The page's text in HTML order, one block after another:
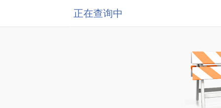
正在查询中